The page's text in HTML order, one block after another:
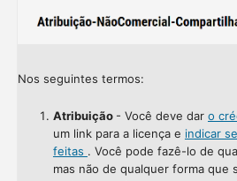
Nos seguintes termos:
Atribuição - Você deve dar o
um link para a licença e indicar
feitas . Você pode fazê-lo de
mas não de qualquer forma que